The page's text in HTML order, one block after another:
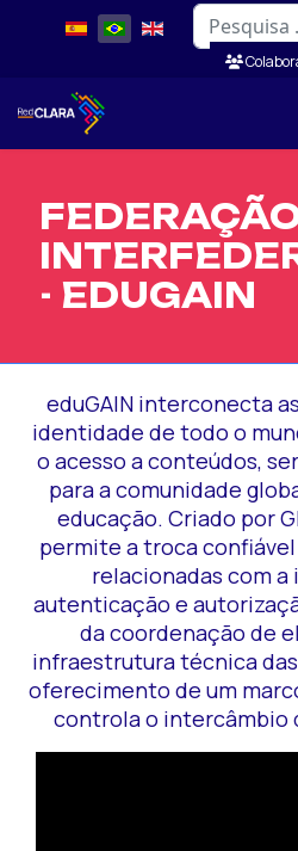
Pesquisar
- EDUGAIN
eduGAIN interconecta
identidade de todo o
o acesso a conteúdos,
para a comunidade
educação. Criado por
permite a troca
relacionadas com
autenticação e
da coordenação de
infraestrutura técnica
oferecimento de um
controla o intercâmbio